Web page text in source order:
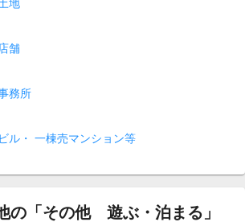
地
舗
務所
ル・ 一棟売マンション等
の「その他 遊ぶ・泊まる」